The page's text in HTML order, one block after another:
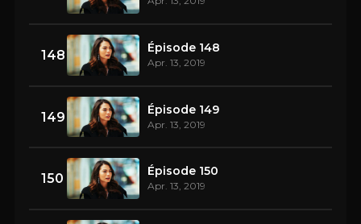
148 Épisode 148
Apr. 13, 2019
149 Épisode 149
Apr. 13, 2019
150 Épisode 150
Apr. 13, 2019